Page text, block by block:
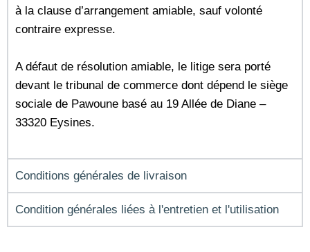
à la clause d’arrangement amiable, sauf volonté
contraire expresse.
A défaut de résolution amiable, le litige sera porté
devant le tribunal de commerce dont dépend le siège
sociale de Pawoune basé au 19 Allée de Diane –
33320 Eysines.
Conditions générales de livraison
Condition générales liées à l'entretien et l'utilisation